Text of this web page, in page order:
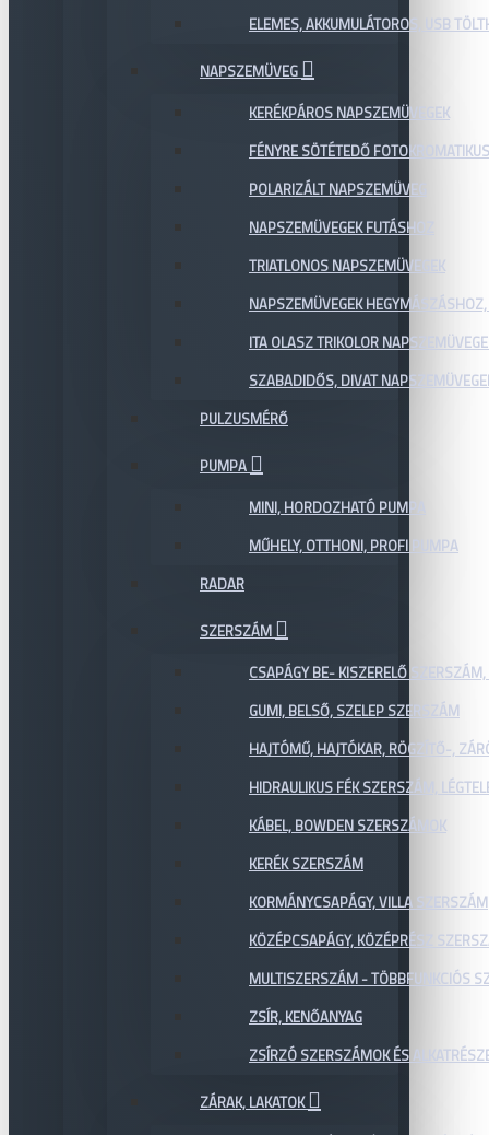
ELEMES, AKKUMULÁTOROS, USB
NAPSZEMÜVEG
KERÉKPÁROS NAPSZEMÜVEGEK
FÉNYRE SÖTÉTEDŐ
POLARIZÁLT NAPSZEMÜVEG
NAPSZEMÜVEGEK FUTÁSHOZ
TRIATLONOS NAPSZEMÜVEGEK
NAPSZEMÜVEGEK
ITA OLASZ TRIKOLOR
SZABADIDŐS, DIVAT
PULZUSMÉRŐ
PUMPA
MINI, HORDOZHATÓ PUMPA
MŰHELY, OTTHONI, PROFI PUMPA
RADAR
SZERSZÁM
CSAPÁGY BE- KISZERELŐ
GUMI, BELSŐ, SZELEP SZERSZÁM
HAJTÓMŰ, HAJTÓKAR, RÖGZÍTŐ-,
HIDRAULIKUS FÉK SZERSZÁM,
KÁBEL, BOWDEN SZERSZÁMOK
KERÉK SZERSZÁM
KORMÁNYCSAPÁGY, VILLA SZERSZÁM
KÖZÉPCSAPÁGY, KÖZÉPRÉSZ
MULTISZERSZÁM - TÖBBFUNKCIÓS
ZSÍR, KENŐANYAG
ZSÍRZÓ SZERSZÁMOK ÉS
ZÁRAK, LAKATOK